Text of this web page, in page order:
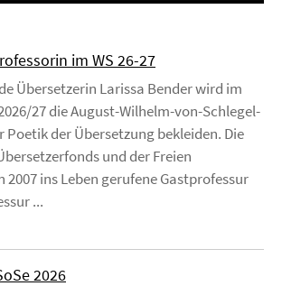
im WS 26-27
Übersetzerin Larissa Bender wird im
27 die August-Wilhelm-von-Schlegel-
Poetik der Übersetzung bekleiden. Die
und der Freien
ins Leben gerufene Gastprofessur
...
2026